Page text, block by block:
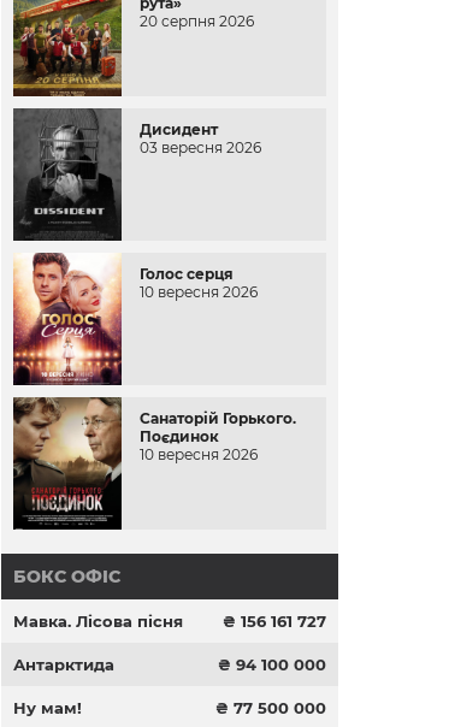
20 серпня 2026
Дисидент
03 вересня 2026
Голос серця
10 вересня 2026
Санаторій Горького.
Поєдинок
10 вересня 2026
БОКС ОФІС
Мавка. Лісова пісня ₴ 156 161 727
Антарктида ₴ 94 100 000
Ну мам! ₴ 77 500 000